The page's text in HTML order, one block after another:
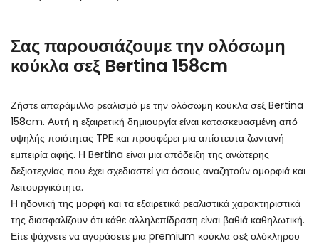
Σας παρουσιάζουμε την ολόσωμη
κούκλα σεξ Bertina 158cm
Ζήστε απαράμιλλο ρεαλισμό με την ολόσωμη κούκλα σεξ Bertina
158cm. Αυτή η εξαιρετική δημιουργία είναι κατασκευασμένη από
υψηλής ποιότητας TPE και προσφέρει μια απίστευτα ζωντανή
εμπειρία αφής. Η Bertina είναι μια απόδειξη της ανώτερης
δεξιοτεχνίας που έχει σχεδιαστεί για όσους αναζητούν ομορφιά και
λειτουργικότητα.
Η ηδονική της μορφή και τα εξαιρετικά ρεαλιστικά χαρακτηριστικά
της διασφαλίζουν ότι κάθε αλληλεπίδραση είναι βαθιά καθηλωτική.
Είτε ψάχνετε να αγοράσετε μια premium κούκλα σεξ ολόκληρου